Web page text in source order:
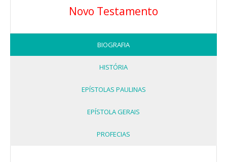
Novo Testamento
BIOGRAFIA
HISTÓRIA
EPÍSTOLAS PAULINAS
EPÍSTOLA GERAIS
PROFECIAS